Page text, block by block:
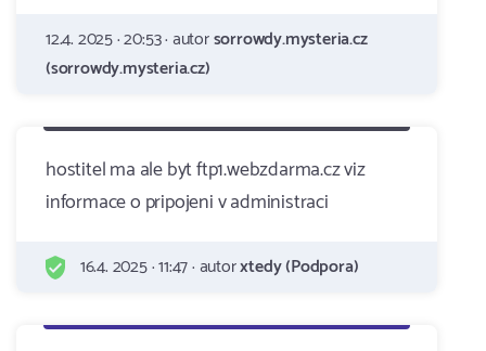
12.4. 2025 · 20:53 · autorsorrowdy.mysteria.cz
(sorrowdy.mysteria.cz)
hostitel ma ale byt ftp1.webzdarma.cz viz
informace o pripojeni v administraci
16.4. 2025 · 11:47 · autorxtedy (Podpora)